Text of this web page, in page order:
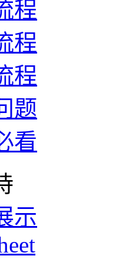
程
程
程
题
看
示